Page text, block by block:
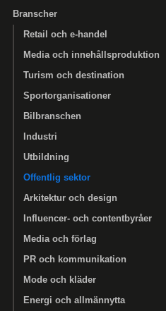
Branscher
Retail och e-handel
Media och innehållsproduktion
Turism och destination
Sportorganisationer
Bilbranschen
Industri
Utbildning
Offentlig sektor
Arkitektur och design
Influencer- och contentbyråer
Media och förlag
PR och kommunikation
Mode och kläder
Energi och allmännytta